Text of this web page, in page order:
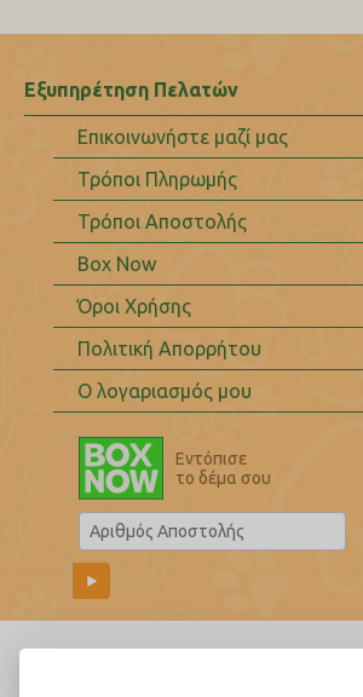
Εξυπηρέτηση Πελατών
Επικοινωνήστε μαζί μας
Τρόποι Πληρωμής
Τρόποι Αποστολής
Box Now
Όροι Χρήσης
Πολιτική Απορρήτου
Ο λογαριασμός μου
Εντόπισε
το δέμα σου